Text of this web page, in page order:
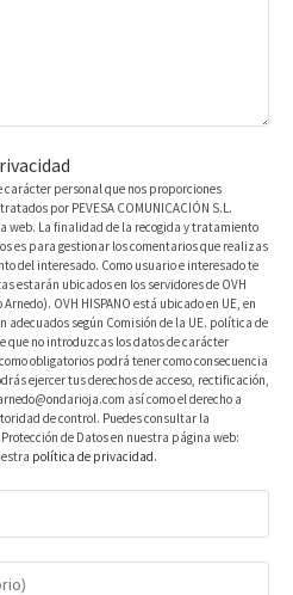
carácter personal que nos proporciones
por PEVESA COMUNICACIÓN S.L.
web. La finalidad de la recogida y tratamiento
es para gestionar los comentarios que realizas
del interesado. Como usuario e interesado te
estarán ubicados en los servidores de OVH
OVH HISPANO está ubicado en UE, en
adecuados según Comisión de la UE. política de
que no introduzcas los datos de carácter
obligatorios podrá tener como consecuencia
ejercer tus derechos de acceso, rectificación,
así como el derecho a
de control. Puedes consultar la
de Datos en nuestra página web:
política de privacidad.